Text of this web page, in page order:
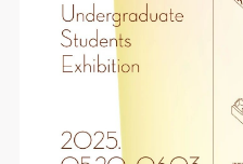
品质。
第三条
参加本次活动人员应该是
能力的人，18周岁以上）
同下参观。
品质。
第三条
参加本次活动人员应该是
能力的人，18周岁以上）
同下参观。
品质。
第三条
参加本次活动人员应该是
能力的人，18周岁以上）
同下参观。